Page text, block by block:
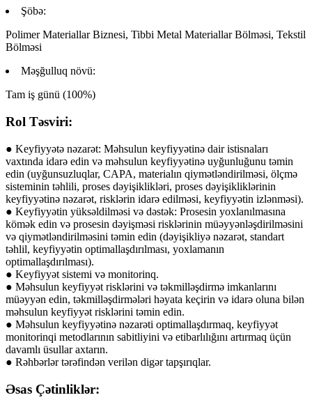
Şöbə:
Polimer Materiallar Biznesi, Tibbi Metal Materiallar Bölməsi, Tekstil
Bölməsi
Məşğulluq növü:
Tam iş günü (100%)
Rol Təsviri:
● Keyfiyyətə nəzarət: Məhsulun keyfiyyətinə dair istisnaları
vaxtında idarə edin və məhsulun keyfiyyətinə uyğunluğunu təmin
edin (uyğunsuzluqlar, CAPA, materialın qiymətləndirilməsi, ölçmə
sisteminin təhlili, proses dəyişiklikləri, proses dəyişikliklərinin
keyfiyyətinə nəzarət, risklərin idarə edilməsi, keyfiyyətin izlənməsi).
● Keyfiyyətin yüksəldilməsi və dəstək: Prosesin yoxlanılmasına
kömək edin və prosesin dəyişməsi risklərinin müəyyənləşdirilməsini
və qiymətləndirilməsini təmin edin (dəyişikliyə nəzarət, standart
təhlil, keyfiyyətin optimallaşdırılması, yoxlamanın
optimallaşdırılması).
● Keyfiyyət sistemi və monitorinq.
● Məhsulun keyfiyyət risklərini və təkmilləşdirmə imkanlarını
müəyyən edin, təkmilləşdirmələri həyata keçirin və idarə oluna bilən
məhsulun keyfiyyət risklərini təmin edin.
● Məhsulun keyfiyyətinə nəzarəti optimallaşdırmaq, keyfiyyət
monitorinqi metodlarının sabitliyini və etibarlılığını artırmaq üçün
davamlı üsullar axtarın.
● Rəhbərlər tərəfindən verilən digər tapşırıqlar.
Əsas Çətinliklər: